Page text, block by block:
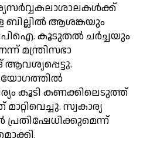
ആശങ്കയും
കൂടുതല്‍ ചര്‍ച്ചയും
മന്ത്രിസഭാ
യോഗത്തില്‍
കൂടി കണക്കിലെടുത്ത്
സ്വകാര്യ
പ്രതിഷേധിക്കുമെന്ന്